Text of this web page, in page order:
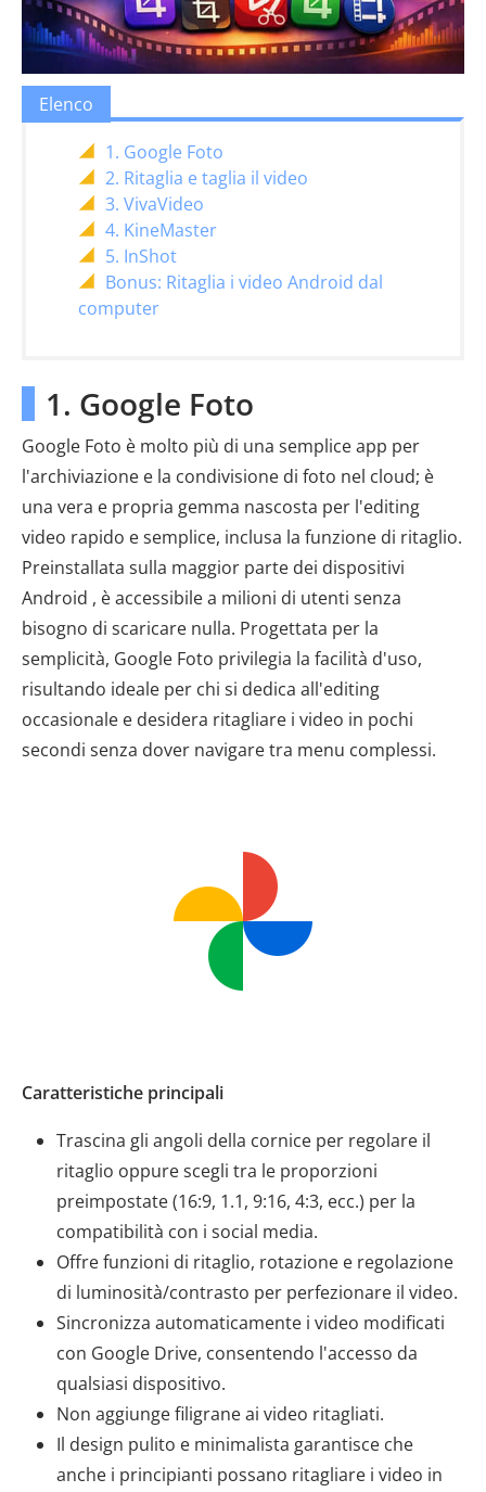
Elenco
1. Google Foto
2. Ritaglia e taglia il video
3. VivaVideo
4. KineMaster
5. InShot
Bonus: Ritaglia i video Android dal
computer
1. Google Foto
Google Foto è molto più di una semplice app per
l'archiviazione e la condivisione di foto nel cloud; è
una vera e propria gemma nascosta per l'editing
video rapido e semplice, inclusa la funzione di ritaglio.
Preinstallata sulla maggior parte dei dispositivi
Android , è accessibile a milioni di utenti senza
bisogno di scaricare nulla. Progettata per la
semplicità, Google Foto privilegia la facilità d'uso,
risultando ideale per chi si dedica all'editing
occasionale e desidera ritagliare i video in pochi
secondi senza dover navigare tra menu complessi.
Caratteristiche principali
Trascina gli angoli della cornice per regolare il
ritaglio oppure scegli tra le proporzioni
preimpostate (16:9, 1.1, 9:16, 4:3, ecc.) per la
compatibilità con i social media.
Offre funzioni di ritaglio, rotazione e regolazione
di luminosità/contrasto per perfezionare il video.
Sincronizza automaticamente i video modificati
con Google Drive, consentendo l'accesso da
qualsiasi dispositivo.
Non aggiunge filigrane ai video ritagliati.
Il design pulito e minimalista garantisce che
anche i principianti possano ritagliare i video in